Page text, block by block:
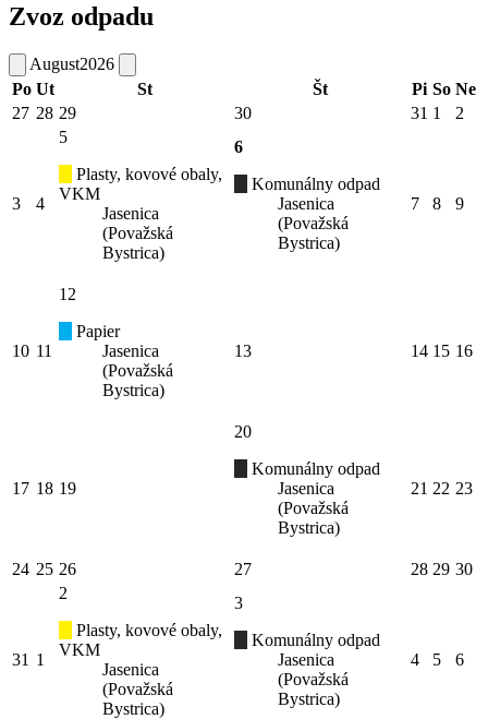
Zvoz odpadu
August2026
Po Ut St Št Pi So Ne
27 28 29 30 31 1 2
3 4
5
Plasty, kovové obaly,
VKM
Jasenica
(Považská
Bystrica)
6
Komunálny odpad
Jasenica
(Považská
Bystrica)
7 8 9
10 11
12
Papier
Jasenica
(Považská
Bystrica)
13 14 15 16
17 18 19
20
Komunálny odpad
Jasenica
(Považská
Bystrica)
21 22 23
24 25 26 27 28 29 30
31 1
2
Plasty, kovové obaly,
VKM
Jasenica
(Považská
Bystrica)
3
Komunálny odpad
Jasenica
(Považská
Bystrica)
4 5 6